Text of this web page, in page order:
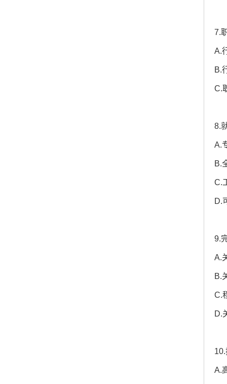
7.
A.
B.
C.
8.
A.
B.
C.
D.
9.
A.
B.
C.
D.
A.